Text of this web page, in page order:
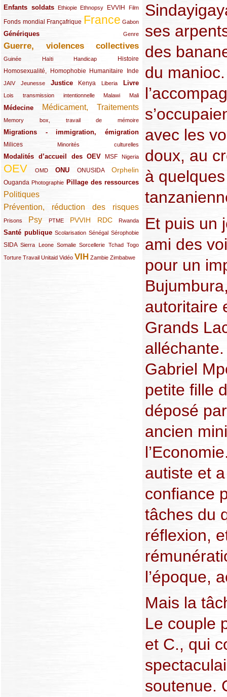
Enfants soldats
(68/289) Ethiopie
(12/289) Ethnopsy
(15/289) EVVIH
(55/289) Film
(22/289)
Fonds mondial
(48/289) Françafrique
(39/289) France
(289/289) Gabon
(12/289)
Génériques
(59/289) Genre
(22/289)
Guerre, violences collectives
(149/289)
Guinée
(12/289) Haïti
(15/289) Handicap
(10/289) Histoire
(49/289)
Homosexualité, Homophobie
(44/289) Humanitaire
(47/289) Inde
(34/289)
JAIV
(10/289)Jeunesse
(21/289) Justice
(65/289) Kenya
(35/289) Liberia
(25/289) Livre
(62/289)
Lois transmission intentionnelle
(24/289) Malawi
(11/289) Mali
(21/289)
Médecine
(62/289) Médicament, Traitements
(142/289)
Memory box, travail de mémoire
(11/289)
Migrations - immigration, émigration
(67/289)
Milices
(34/289) Minorités culturelles
(15/289)
Modalités d’accueil des OEV
(58/289) MSF
(54/289) Nigeria
(27/289)
OEV
(269/289) OMD
(26/289) ONU
(58/289) ONUSIDA
(44/289) Orphelin
(112/289)
Ouganda
(29/289) Photographie
(27/289) Pillage des ressources
(77/289)
Politiques
(120/289)
Prévention, réduction des risques
(131/289)
Prisons
(22/289) Psy
(119/289) PTME
(12/289) PVVIH
(111/289) RDC
(104/289) Rwanda
(23/289)
Santé publique
(59/289) Scolarisation
(9/289) Sénégal
(13/289) Sérophobie
(19/289)
SIDA
(29/289)Sierra Leone
(13/289) Somalie
(12/289) Sorcellerie
(19/289) Tchad
(10/289) Togo
(15/289)
Torture
(17/289)Travail
(21/289) Unitaid
(26/289) Vidéo
(23/289) VIH
(154/289) Zambie
(12/289) Zimbabwe
(21/289)
ses
des
du
avec les
doux, au
à
Et puis un
ami des
pour un
autoritaire
Grands
Gabriel
petite fille
déposé
ancien
autiste et
confiance
tâches du
réflexion,
l’époque,
Mais la
Le couple
et C., qui
soutenue.